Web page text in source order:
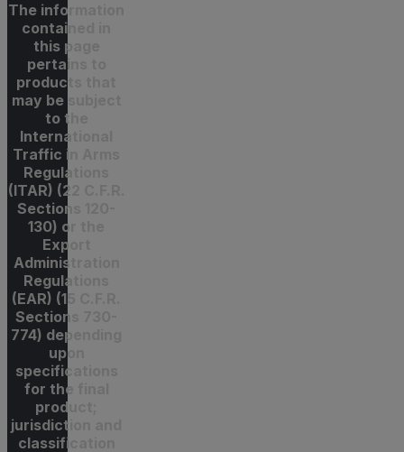
The information
contained in
this page
pertains to
products that
may be subject
to the
International
Traffic in Arms
Regulations
(ITAR) (22 C.F.R.
Sections 120-
130) or the
Export
Administration
Regulations
(EAR) (15 C.F.R.
Sections 730-
774) depending
upon
specifications
for the final
product;
jurisdiction and
classification